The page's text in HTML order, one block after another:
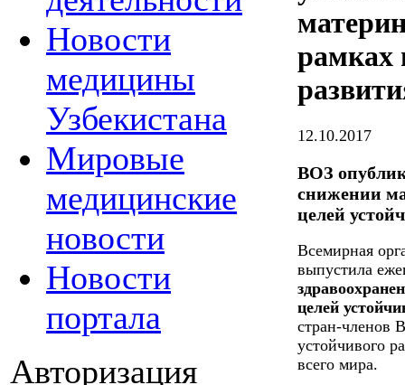
Новости
медицины
Узбекистана
Мировые
медицинские
новости
Новости
портала
Авторизация
рамках
12.10.2017
ВОЗ
снижении
целей
Всемирная
выпустила
целей
стран-членов
устойчивого
всего мира.